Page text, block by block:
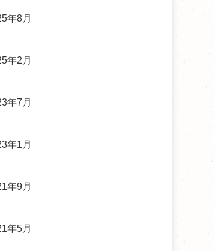
年8月
年2月
年7月
年1月
年9月
年5月